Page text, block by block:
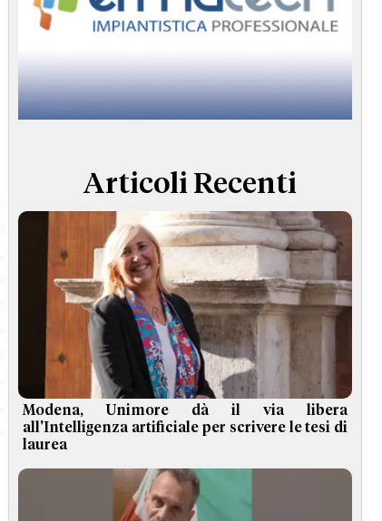
Articoli Recenti
Modena, Unimore dà il via libera
all'Intelligenza artificiale per scrivere le tesi di
laurea